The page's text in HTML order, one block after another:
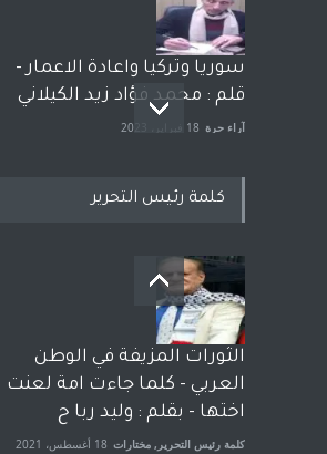
سوريا وتركيا واعادة الاعمار -
قلم : محمد فؤاد زيد الكيلاني
آراء حرة 18 فبراير، 2023
بعد معارك قضائية طاحنة كتب
وترافع فيها بنفسه مرة اخرى..
الشيخ طارق يوسف يقهر
الحكومة الأمريكية ، فأعطوه
الجنسية عن يد وهم صاغرون،
آراء حرة مختارات 7 أبريل، 2023
كلمة رئيس التحرير
الثورات المزيفة في الوطن
العربي - كلما جاءت امة لعنت
اختها - بقلم : وليد ربا ح
كلمة رئيس التحرير , مختارات 18 أغسطس، 2021